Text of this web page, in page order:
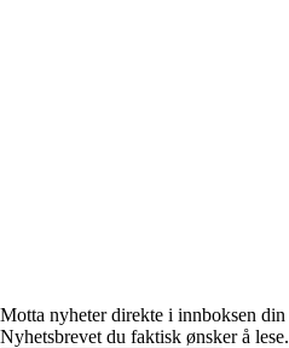
Motta nyheter direkte i innboksen din
Nyhetsbrevet du faktisk ønsker å lese.